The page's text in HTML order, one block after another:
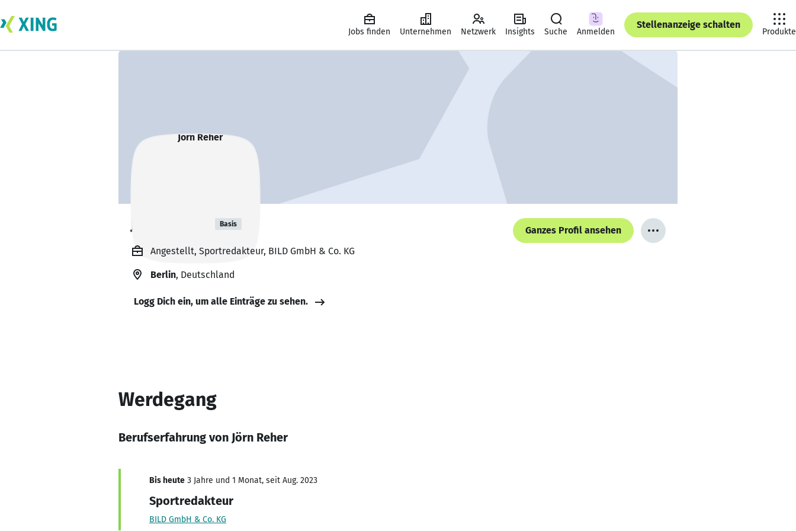
Jobs finden Unternehmen Netzwerk Insights Suche Anmelden
Stellenanzeige schalten
Produkte
Jörn Reher Basis
Ganzes Profil ansehen
Angestellt, Sportredakteur, BILD GmbH & Co. KG
Berlin, Deutschland
Logg Dich ein, um alle Einträge zu sehen.
Werdegang
Berufserfahrung von Jörn Reher
Bis heute 3 Jahre und 1 Monat, seit Aug. 2023
Sportredakteur
BILD GmbH & Co. KG